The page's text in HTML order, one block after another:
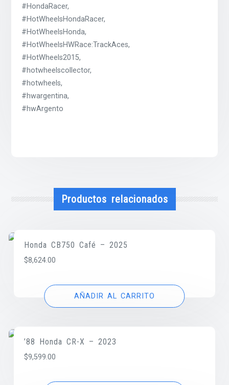
#HondaRacer,
#HotWheelsHondaRacer,
#HotWheelsHonda,
#HotWheelsHWRace:TrackAces,
#HotWheels2015,
#hotwheelscollector,
#hotwheels,
#hwargentina,
#hwArgento
Productos relacionados
Honda CB750 Café – 2025
$8,624.00
AÑADIR AL CARRITO
’88 Honda CR-X – 2023
$9,599.00